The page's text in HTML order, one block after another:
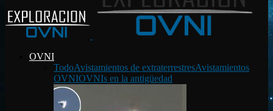
OVNI
TodoAvistamientos de extraterrestresAvistamientos
OVNIOVNIs en la antigüedad